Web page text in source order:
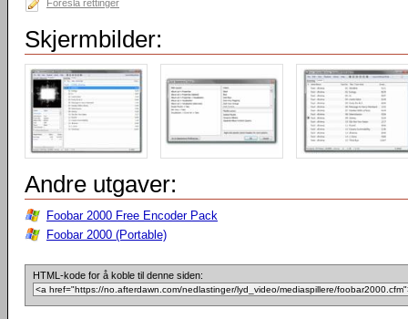
Foreslå rettinger
Skjermbilder:
Andre utgaver:
Foobar 2000 Free Encoder Pack
Foobar 2000 (Portable)
HTML-kode for å koble til denne siden: